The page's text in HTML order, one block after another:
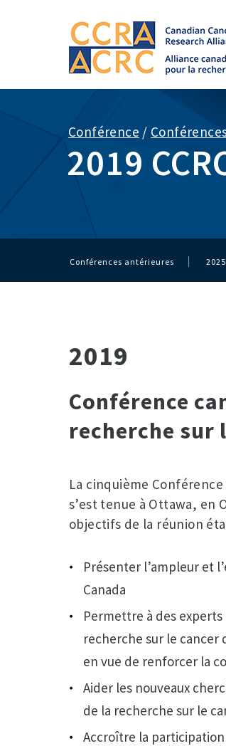
Conférence /
2019
Conférences antérieures 2025
2019
Conférence
recherche sur
La cinquième
s’est tenue à Ottawa, en
objectifs de la réunion
Présenter l’ampleur et
Canada
Permettre à des
recherche sur le cancer
en vue de renforcer la
Aider les nouveaux
de la recherche sur le
Accroître la